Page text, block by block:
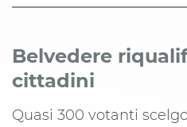
Belvedere
cittadini
Quasi 300 votanti